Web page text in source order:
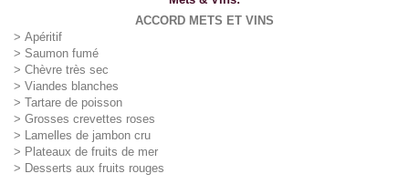
ACCORD METS ET VINS
> Apéritif
> Saumon fumé
> Chèvre très sec
> Viandes blanches
> Tartare de poisson
> Grosses crevettes roses
>
Lamelles de jambon cru
> Plateaux de fruits de mer
> Desserts aux fruits rouges